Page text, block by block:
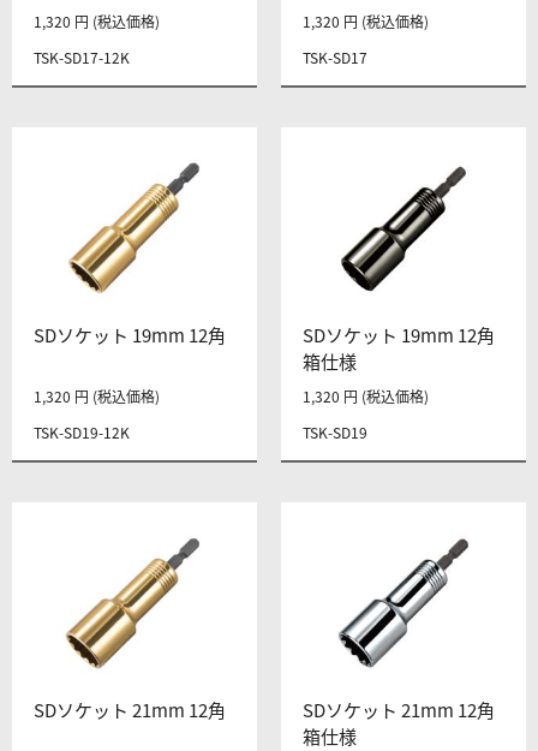
TSK-SD17-12K
1,320 円 (税込価格)
TSK-SD17
1,320 円 (税込価格)
SDソケット 19mm 12角
TSK-SD19-12K
1,320 円 (税込価格)
SDソケット 19mm 12角
箱仕様
TSK-SD19
1,320 円 (税込価格)
SDソケット 21mm 12角
SDソケット 21mm 12角
箱仕様